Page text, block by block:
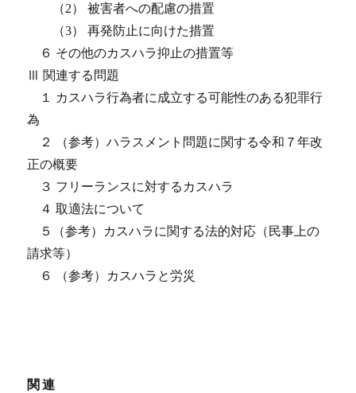
（2） 被害者への配慮の措置
（3） 再発防止に向けた措置
６ その他のカスハラ抑止の措置等
Ⅲ 関連する問題
１ カスハラ行為者に成立する可能性のある犯罪行
為
２ （参考）ハラスメント問題に関する令和７年改
正の概要
３ フリーランスに対するカスハラ
４ 取適法について
５（参考）カスハラに関する法的対応（民事上の
請求等）
６ （参考）カスハラと労災
関連